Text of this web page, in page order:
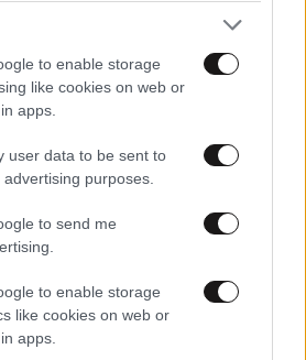
to enable storage
like cookies on web or
apps.
user data to be sent to
purposes.
to send me
to enable storage
like cookies on web or
apps.